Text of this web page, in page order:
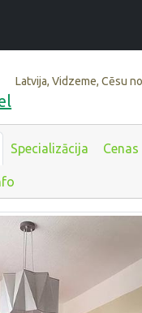
Latvija, Vidzeme, Cēsu
Specializācija Cenas